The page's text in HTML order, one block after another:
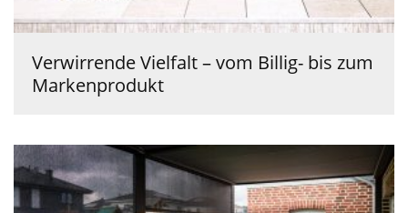
Verwirrende Vielfalt – vom Billig- bis zum
Markenprodukt